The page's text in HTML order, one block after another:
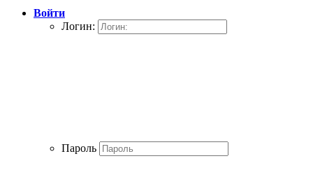
Войти
Логин:
Пароль